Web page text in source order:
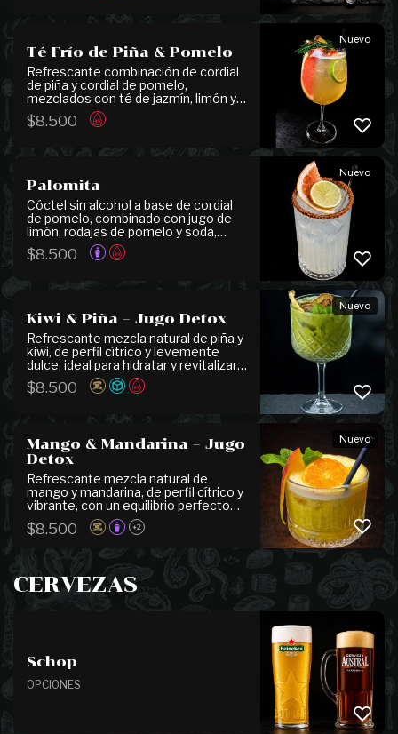
ahumadas. Se presenta con un
resaltando la calidez del jengibre y la
profundidad de los whiskies.
Té Frío de Piña & Pomelo
Refrescante combinación de cordial
de piña y cordial de pomelo,
mezclados con té de jazmín, limón y
syrup de pera, logrando un equilibrio
perfecto entre frescura, acidez y
perfil suave y aromático entrega un
$8.500
Nuevo
Palomita
Cóctel sin alcohol a base de cordial
de pomelo, combinado con jugo de
limón, rodajas de pomelo y soda,
logrando un equilibrio refrescante
entre acidez y notas cítricas. Se
mermelada de pomelo y Tajín, que
refrescante.
$8.500
Nuevo
Kiwi & Piña – Jugo Detox
Refrescante mezcla natural de piña y
kiwi, de perfil cítrico y levemente
dulce, ideal para hidratar y revitalizar.
Ligero, fresco y perfecto para
acompañar platos de la carta o
alcohol. ¡Puedes pedirlo sin azúcar!
$8.500
Nuevo
Mango & Mandarina – Jugo
Detox
Refrescante mezcla natural de
mango y mandarina, de perfil cítrico y
vibrante, con un equilibrio perfecto
entre dulzor y acidez. Ligero,
aromático y revitalizante, ideal para
acompañar la experiencia Mora o
disfrutar como una opción fresca sin
alcohol. ¡Puedes pedirlo sin azúcar!
$8.500 +2
Nuevo
CERVEZAS
Schop
OPCIONES